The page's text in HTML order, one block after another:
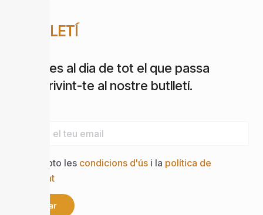
BUTLLETÍ
Estigues al dia de tot el que passa
subscrivint-te al nostre butlletí.
Accepto les condicions d'ús i la política de
privacitat
Enviar